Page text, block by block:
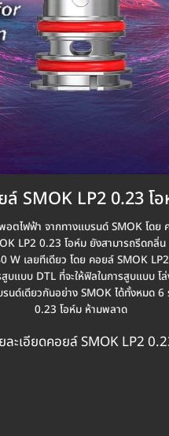
ล์ SMOK LP2 0.23 โ
อตไฟฟ้า จากทางแบรนด์ SMOK โดย
LP2 0.23 โอห์ม ยังสามารถรีดก
W เลยทีเดียว โดย คอยล์ SMOK
บแบบ DTL ที่จะให้ฟิลในการสูบแบ
นด์เดียวกันอย่าง SMOK ได้ทั้งหมด
0.23 โอห์ม ห้ามพลาด
ละเอียดคอยล์ SMOK LP2